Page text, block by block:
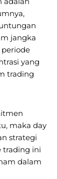
jangka
yang
trading
maka day
strategi
trading ini
dalam